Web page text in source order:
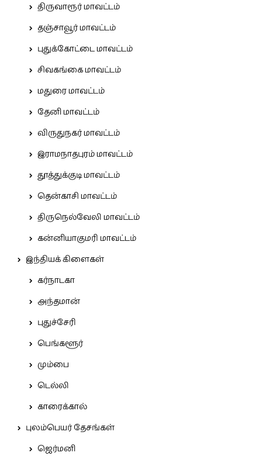
திருவாரூர் மாவட்டம்
தஞ்சாவூர் மாவட்டம்
புதுக்கோட்டை மாவட்டம்
சிவகங்கை மாவட்டம்
மதுரை மாவட்டம்
தேனி மாவட்டம்
விருதுநகர் மாவட்டம்
இராமநாதபுரம் மாவட்டம்
தூத்துக்குடி மாவட்டம்
தென்காசி மாவட்டம்
திருநெல்வேலி மாவட்டம்
கன்னியாகுமரி மாவட்டம்
இந்தியக் கிளைகள்
கர்நாடகா
அந்தமான்
புதுச்சேரி
பெங்களூர்
மும்பை
டெல்லி
காரைக்கால்
புலம்பெயர் தேசங்கள்
ஜெர்மனி